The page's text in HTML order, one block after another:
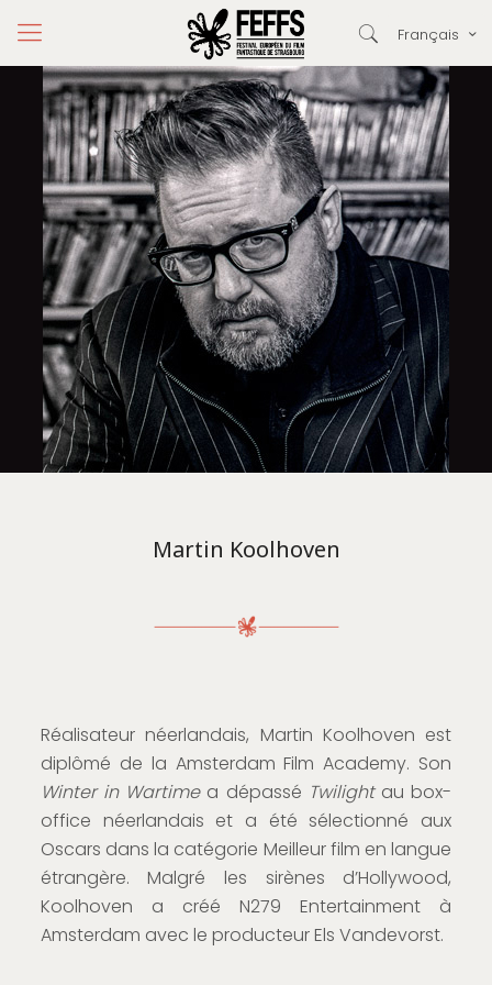
Français
Martin Koolhoven
Réalisateur néerlandais, Martin Koolhoven est
diplômé de la Amsterdam Film Academy. Son
Winter in Wartimea dépassé Twilightau box-
office néerlandais et a été sélectionné aux
Oscars dans la catégorie Meilleur film en langue
étrangère. Malgré les sirènes d’Hollywood,
Koolhoven a créé N279 Entertainment à
Amsterdam avec le producteur Els Vandevorst.